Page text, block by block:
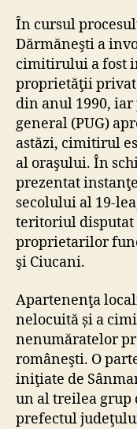
În cursul
Dărmăneşti a
cimitirului a fost
proprietăţii
din anul 1990,
general (PUG)
astăzi, cimitirul
al oraşului. În
prezentat
secolului al 19-
teritoriul disputat
proprietarilor
şi Ciucani.
Apartenenţa
nelocuită și a
nenumăratelor
româneşti. O
iniţiate de
un al treilea grup
prefectul